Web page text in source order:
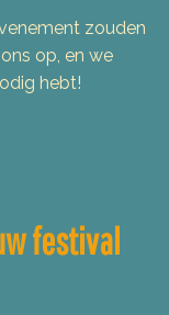
zouden
op, en we
hebt!
festival